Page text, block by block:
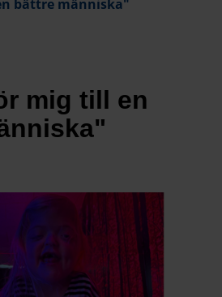
bättre människa"
mig till en